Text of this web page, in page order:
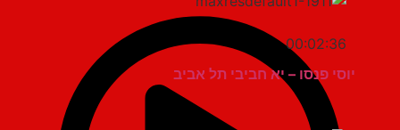
00:02:36
יוסי פנסו – יא חביבי תל אביב